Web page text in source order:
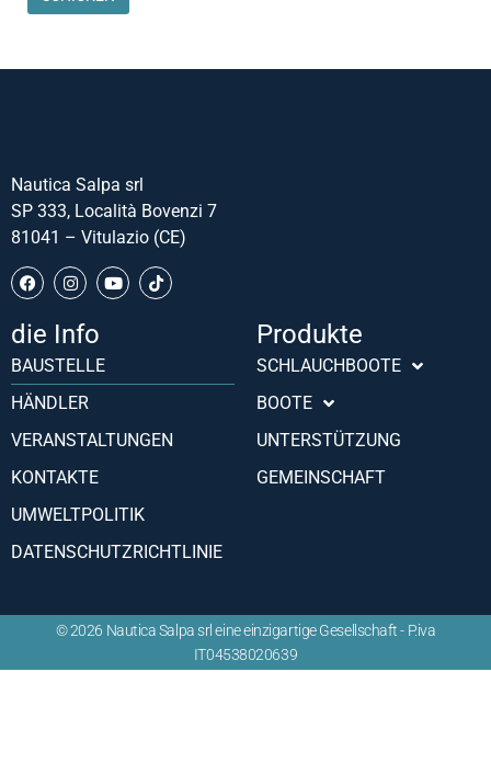
Nautica Salpa srl
SP 333, Località Bovenzi 7
81041 – Vitulazio (CE)
die Info
BAUSTELLE
HÄNDLER
VERANSTALTUNGEN
KONTAKTE
UMWELTPOLITIK
DATENSCHUTZRICHTLINIE
Produkte
SCHLAUCHBOOTE
BOOTE
UNTERSTÜTZUNG
GEMEINSCHAFT
© 2026 Nautica Salpa srl eine einzigartige Gesellschaft - P.iva
IT04538020639
Türkçe